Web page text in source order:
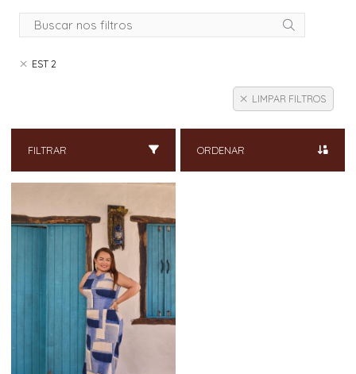
EST 2
LIMPAR FILTROS
FILTRAR ORDENAR